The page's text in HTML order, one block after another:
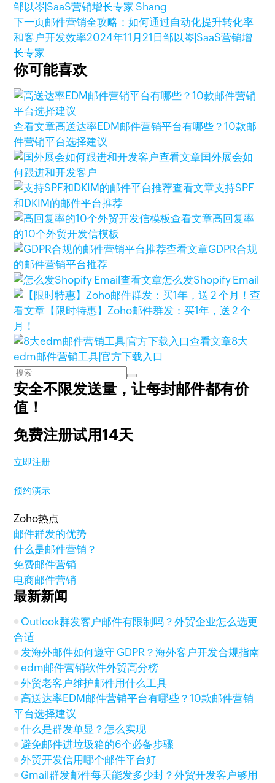
邹以岑|SaaS营销增长专家 Shang
下一页邮件营销全攻略：如何通过自动化提升转化率
和客户开发效率2024年11月21日邹以岑|SaaS营销增
长专家
你可能喜欢
查看文章高送达率EDM邮件营销平台有哪些？10款邮
件营销平台选择建议
查看文章国外展会如
何跟进和开发客户
查看文章支持SPF
和DKIM的邮件平台推荐
查看文章高回复率
的10个外贸开发信模板
查看文章GDPR合规
的邮件营销平台推荐
查看文章怎么发Shopify Email
查
看文章 【限时特惠】Zoho邮件群发：买1年，送 2 个
月！
查看文章8大
edm邮件营销工具|官方下载入口
安全不限发送量，让每封邮件都有价
值！
免费注册试用14天
立即注册
预约演示
Zoho热点
邮件群发的优势
什么是邮件营销？
免费邮件营销
电商邮件营销
最新新闻
Outlook群发客户邮件有限制吗？外贸企业怎么选更
合适
发海外邮件如何遵守 GDPR？海外客户开发合规指南
edm邮件营销软件外贸高分榜
外贸老客户维护邮件用什么工具
高送达率EDM邮件营销平台有哪些？10款邮件营销
平台选择建议
什么是群发单显？怎么实现
避免邮件进垃圾箱的6个必备步骤
外贸开发信用哪个邮件平台好
Gmail群发邮件每天能发多少封？外贸开发客户够用